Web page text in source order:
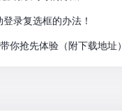
录复选框的办法！
你抢先体验（附下载地址）